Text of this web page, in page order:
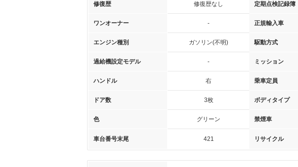
修復歴 修復歴なし 定期点検記録簿
ワンオーナー - 正規輸入車
エンジン種別 ガソリン(不明) 駆動方式
過給機設定モデル - ミッション
ハンドル 右 乗車定員
ドア数 3枚 ボディタイプ
色 グリーン 禁煙車
車台番号末尾 421 リサイクル